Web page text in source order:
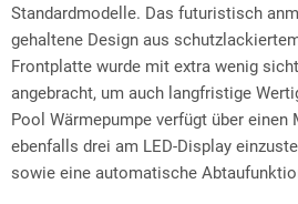
Standardmodelle. Das futuristisch
gehaltene Design aus
Frontplatte wurde mit extra wenig
angebracht, um auch langfristige
Pool Wärmepumpe verfügt über
ebenfalls drei am LED-Display
sowie eine automatische